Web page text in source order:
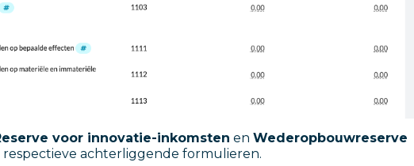
voor innovatie-inkomsten en Wederopbouwreserve
achterliggende formulieren.